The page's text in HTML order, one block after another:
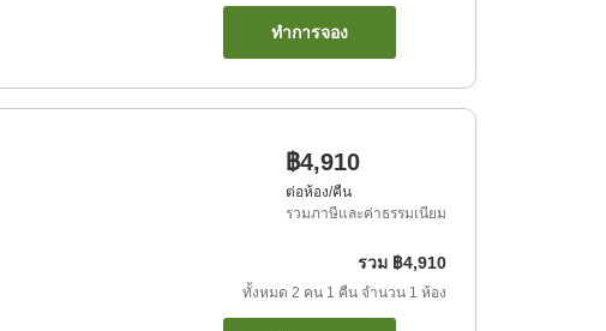
ทำการจอง
฿4,910
ต่อห้อง/คืน
รวมภาษีและค่าธรรมเนียม
รวม ฿4,910
ทั้งหมด 2 คน 1 คืน จำนวน 1 ห้อง